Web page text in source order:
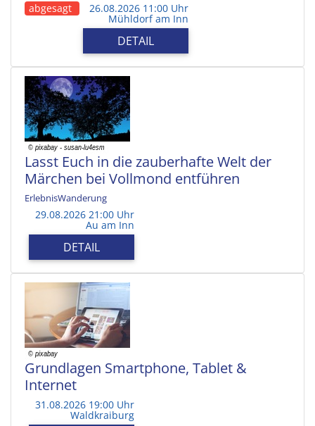
abgesagt 26.08.2026 11:00 Uhr
Mühldorf am Inn
DETAIL
Lasst Euch in die zauberhafte Welt der
Märchen bei Vollmond entführen
ErlebnisWanderung
29.08.2026 21:00 Uhr
Au am Inn
DETAIL
Grundlagen Smartphone, Tablet &
Internet
31.08.2026 19:00 Uhr
Waldkraiburg